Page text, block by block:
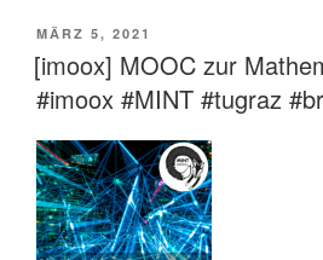
VERÖFFENTLICHT
AM
MÄRZ 5, 2021
[imoox] MOOC zur
#imoox #MINT #tugraz